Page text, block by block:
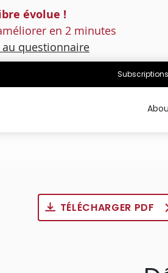
évolue !
en 2 minutes
au questionnaire
Subscriptions
TÉLÉCHARGER PDF